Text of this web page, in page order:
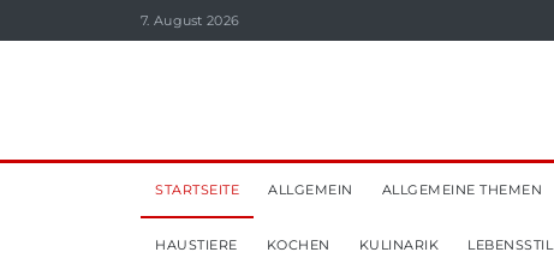
7. August 2026
STARTSEITE ALLGEMEIN ALLGEMEINE THEMEN
HAUSTIERE KOCHEN KULINARIK LEBENSSTIL